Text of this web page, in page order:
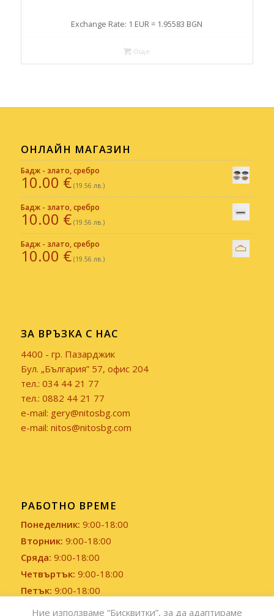
Exchange Rate: 1 EUR = 1.95583 BGN
Още
ОНЛАЙН МАГАЗИН
Бадж - злато, сребро
10.00 €(19.56 лв.)
Бадж - злато, сребро
10.00 €(19.56 лв.)
Бадж - злато, сребро
10.00 €(19.56 лв.)
ЗА ВРЪЗКА С НАС
4400 - гр. Пазарджик
Бул. „България” 57, офис 204
тел.: 034 44 21 77
тел.: 0882 44 21 77
e-mail: gery@nitosbg.com
e-mail: nitos@nitosbg.com
РАБОТНО ВРЕМЕ
Понеделник: 9:00-18:00
Вторник: 9:00-18:00
Сряда: 9:00-18:00
Четвъртък: 9:00-18:00
Петък: 9:00-18:00
Събота и Неделя: Почивен ден
Ние използваме “Бисквитки”, за да адаптираме